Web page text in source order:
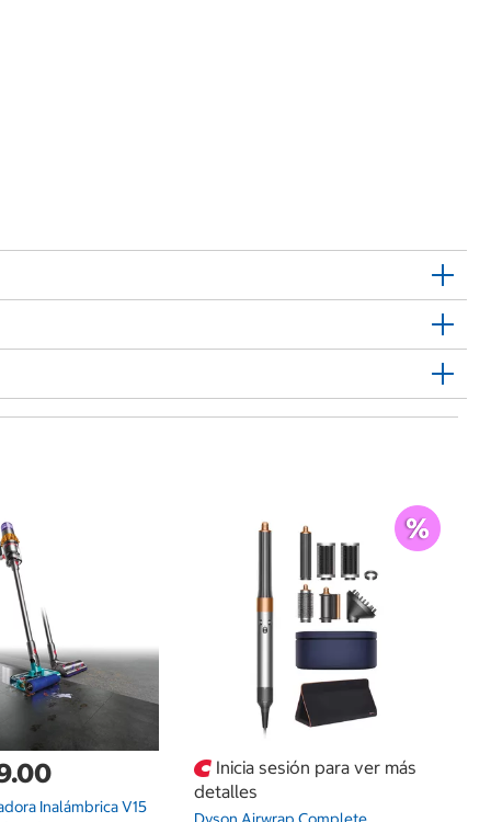
Inalámbrica V15
Inicia sesión para ver más
detalles